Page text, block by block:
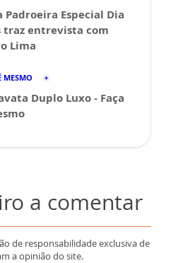
Padroeira Especial Dia
traz entrevista com
Lima
MESMO
Duplo Luxo - Faça
a comentar
de responsabilidade exclusiva de
a opinião do site.